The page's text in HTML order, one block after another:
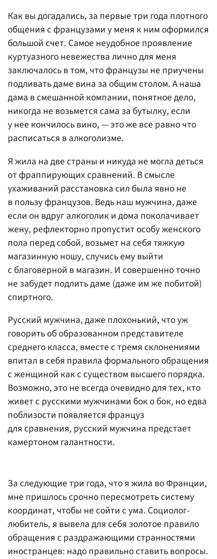
Как вы догадались, за первые три года плотного
общения с французами у меня к ним оформился
большой счет. Самое неудобное проявление
куртуазного невежества лично для меня
заключалось в том, что французы не приучены
подливать даме вина за общим столом. А наша
дама в смешанной компании, понятное дело,
никогда не возьмется сама за бутылку, если
у нее кончилось вино, — это же все равно что
расписаться в алкоголизме.
Я жила на две страны и никуда не могла деться
от фраппирующих сравнений. В смысле
ухаживаний расстановка сил была явно не
в пользу французов. Ведь наш мужчина, даже
если он вдруг алкоголик и дома поколачивает
жену, рефлекторно пропустит особу женского
пола перед собой, возьмет на себя тяжкую
магазинную ношу, случись ему выйти
с благоверной в магазин. И совершенно точно
не забудет подлить даме (даже им же побитой)
спиртного.
Русский мужчина, даже плохонький, что уж
говорить об образованном представителе
среднего класса, вместе с тремя склонениями
впитал в себя правила формального обращения
с женщиной как с существом высшего порядка.
Возможно, это не всегда очевидно для тех, кто
живет с русскими мужчинами бок о бок, но едва
поблизости появляется француз
для сравнения, русский мужчина предстает
камертоном галантности.
За следующие три года, что я жила во Франции,
мне пришлось срочно пересмотреть систему
координат, чтобы не сойти с ума. Социолог-
любитель, я вывела для себя золотое правило
обращения с раздражающими странностями
иностранцев: надо правильно ставить вопросы.